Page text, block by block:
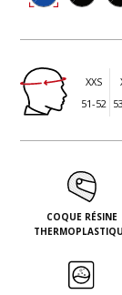
XXS
51-52
COQUE RÉSINE